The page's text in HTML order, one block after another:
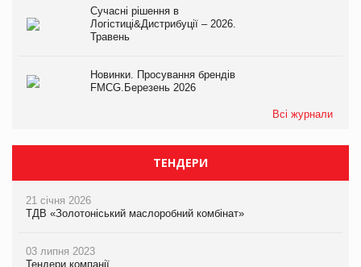
Сучасні рішення в
Логістиці&Дистрибуції – 2026.
Травень
Новинки. Просування брендів
FMCG.Березень 2026
Всі журнали
ТЕНДЕРИ
21 січня 2026
ТДВ «Золотоніський маслоробний комбінат»
03 липня 2023
Тендери компанії